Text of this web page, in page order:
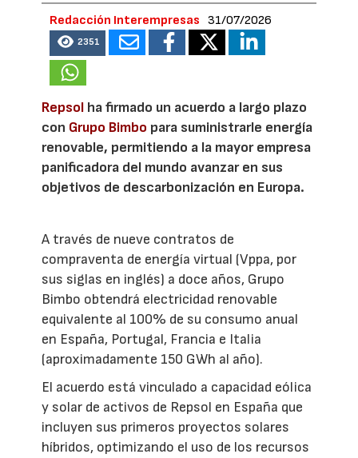
Redacción Interempresas 31/07/2026
2351
Repsol ha firmado un acuerdo a largo plazo
con Grupo Bimbo para suministrarle energía
renovable, permitiendo a la mayor empresa
panificadora del mundo avanzar en sus
objetivos de descarbonización en Europa.
A través de nueve contratos de
compraventa de energía virtual (Vppa, por
sus siglas en inglés) a doce años, Grupo
Bimbo obtendrá electricidad renovable
equivalente al 100% de su consumo anual
en España, Portugal, Francia e Italia
(aproximadamente 150 GWh al año).
El acuerdo está vinculado a capacidad eólica
y solar de activos de Repsol en España que
incluyen sus primeros proyectos solares
híbridos, optimizando el uso de los recursos